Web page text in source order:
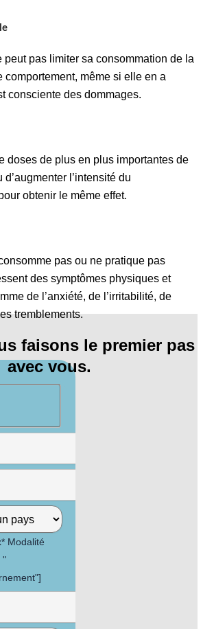
peut pas limiter sa consommation de la
comportement, même si elle en a
consciente des dommages.
doses de plus en plus importantes de
d’augmenter l’intensité du
obtenir le même effet.
pas ou ne pratique pas
des symptômes physiques et
de l’anxiété, de l’irritabilité, de
tremblements.
faisons le premier pas
avec vous.
Modalité
"